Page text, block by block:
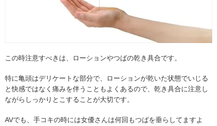
この時注意すべきは、ローションやつばの乾き具合です。
特に亀頭はデリケートな部分で、ローションが乾いた状態でいじる
と快感ではなく痛みを伴うこともよくあるので、乾き具合に注意し
ながらしっかりとこすることが大切です。
AVでも、手コキの時には女優さんは何回もつばを垂らしてますよ